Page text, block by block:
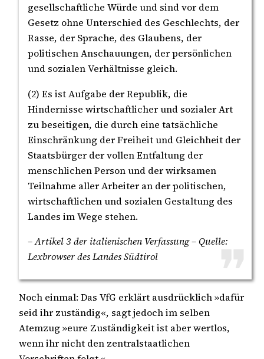
gesellschaftliche Würde und sind vor dem
Gesetz ohne Unterschied des Geschlechts, der
Rasse, der Sprache, des Glaubens, der
politischen Anschauungen, der persönlichen
und sozialen Verhältnisse gleich.
(2) Es ist Aufgabe der Republik, die
Hindernisse wirtschaftlicher und sozialer Art
zu beseitigen, die durch eine tatsächliche
Einschränkung der Freiheit und Gleichheit der
Staatsbürger der vollen Entfaltung der
menschlichen Person und der wirksamen
Teilnahme aller Arbeiter an der politischen,
wirtschaftlichen und sozialen Gestaltung des
Landes im Wege stehen.
– Artikel 3 der italienischen Verfassung – Quelle:
Lexbrowser des Landes Südtirol
Noch einmal: Das VfG erklärt ausdrücklich »dafür
seid ihr zuständig«, sagt jedoch im selben
Atemzug »eure Zuständigkeit ist aber wertlos,
wenn ihr nicht den zentralstaatlichen